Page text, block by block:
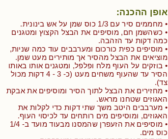
אופן ההכנה:
• מחממים סיר עם 1/3 כוס שמן על אש בינונית.
• כשהשמן חם, מוסיפים את הבצל הקצוץ ומטגנים
כמה דקות עד הזהבה.
• מוסיפים כפית כורכום ומערבבים עוד כמה שניות,
מוציאים את הבצל מהסיר אך מותירים מעט שמן.
• בוזקים על העוף מלח ופלפל, ומטגנים אותו באותו
הסיר עד שהעוף משחים מעט (כ- 3 - 4 דקות מכול
צד).
• מחזירים את הבצל לתוך הסיר ומוסיפים את אבקת
האגוזים שטחנו מראש.
• מערבבים היטב משך שתי דקות כדי לקלות את
האגוזים, ומוסיפים מים רותחים עד לכיסוי העוף.
• מוסיפים את הזעפרן שהמסנו מבעוד מועד ב- 1/4
כוס מים.